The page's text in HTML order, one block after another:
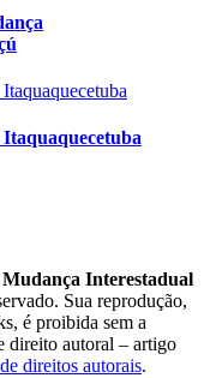
Interestadual
Sua reprodução,
é proibida sem a
direito autoral – artigo
direitos autorais.